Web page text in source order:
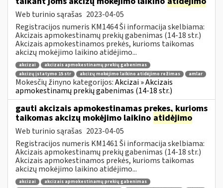
Web turinio sąrašas 2023-04-05
Registracijos numeris KM1464 Ši informacija skelbiama:
Akcizais apmokestinamų prekių gabenimas (14-18 str.)
Akcizais apmokestinamos prekės, kurioms taikomas
akcizų mokėjimo laikino atidėjimo...
akcizai
akcizais apmokestinamų prekių gabenimas
akcizų įstatymo 15 str
akcizų mokėjimo laikino atidėjimo režimas amlar
Mokesčių žinyno kategorijos:Akcizai » Akcizais
apmokestinamų prekių gabenimas (14-18 str.)
gauti akcizais apmokestinamas prekes, kurioms
taikomas akcizų mokėjimo laikino atidėjimo
Web turinio sąrašas 2023-04-05
Registracijos numeris KM1461 Ši informacija skelbiama:
Akcizais apmokestinamų prekių gabenimas (14-18 str.)
Akcizais apmokestinamos prekės, kurioms taikomas
akcizų mokėjimo laikino atidėjimo...
akcizai
akcizais apmokestinamų prekių gabenimas